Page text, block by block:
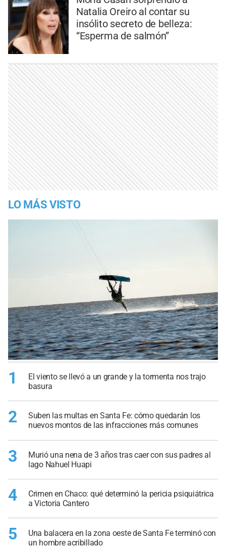
Natalia Oreiro al contar su
insólito secreto de belleza:
“Esperma de salmón”
LO MÁS VISTO
1
El viento se llevó a un grande y la tormenta nos trajo
basura
2
Suben las multas en Santa Fe: cómo quedarán los
nuevos montos de las infracciones más comunes
3
Murió una nena de 3 años tras caer con sus padres al
lago Nahuel Huapi
4
Crimen en Chaco: qué determinó la pericia psiquiátrica
a Victoria Cantero
5
Una balacera en la zona oeste de Santa Fe terminó con
un hombre acribillado